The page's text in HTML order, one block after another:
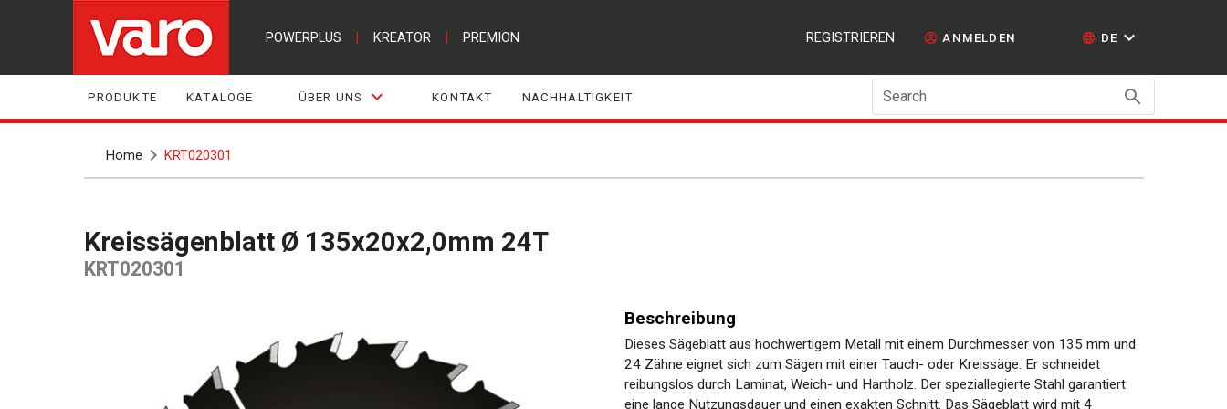
POWERPLUS KREATOR PREMION REGISTRIEREN ANMELDEN DE
PRODUKTE KATALOGE ÜBER UNS KONTAKT NACHHALTIGKEIT Search
Home KRT020301
Kreissägenblatt Ø 135x20x2,0mm 24T
KRT020301
Beschreibung
Dieses Sägeblatt aus hochwertigem Metall mit einem Durchmesser von 135 mm und
24 Zähne eignet sich zum Sägen mit einer Tauch- oder Kreissäge. Er schneidet
reibungslos durch Laminat, Weich- und Hartholz. Der speziallegierte Stahl garantiert
eine lange Nutzungsdauer und einen exakten Schnitt. Das Sägeblatt wird mit 4